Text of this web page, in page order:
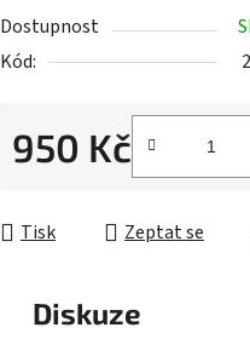
z
5
Dostupnost
Kód:
950 Kč
Tisk Zeptat se
Diskuze